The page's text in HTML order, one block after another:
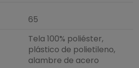
65
Tela 100% poliéster,
plástico de polietileno,
alambre de acero